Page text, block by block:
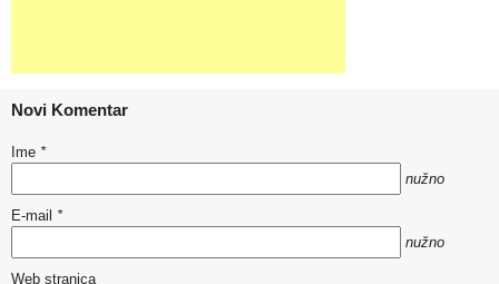
Novi Komentar
Ime *
nužno
E-mail *
nužno
Web stranica